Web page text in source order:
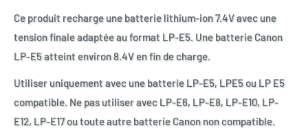
Ce produit recharge une batterie lithium-ion 7.4V avec une
tension finale adaptée au format LP-E5. Une batterie Canon
LP-E5 atteint environ 8.4V en fin de charge.
Utiliser uniquement avec une batterie LP-E5, LPE5 ou LP E5
compatible. Ne pas utiliser avec LP-E6, LP-E8, LP-E10, LP-
E12, LP-E17 ou toute autre batterie Canon non compatible.